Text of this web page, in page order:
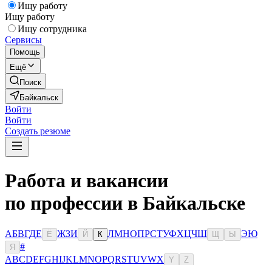
Ищу работу
Ищу работу
Ищу сотрудника
Сервисы
Помощь
Ещё
Поиск
Байкальск
Войти
Войти
Создать резюме
Работа и вакансии
по профессии в Байкальске
АБВГДЕ Ё ЖЗИ Й К ЛМНОПРСТУФХЦЧШ Ы ЭЮ
Я
#
ABCDEFGHIJKLMNOPQRSTUVWX Y Z